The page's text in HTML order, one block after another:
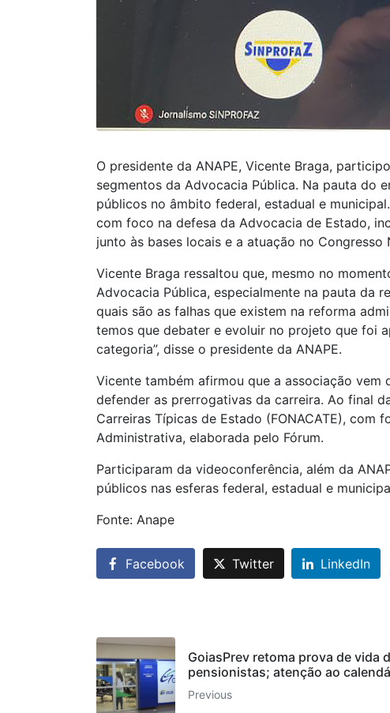
O presidente da ANAPE, Vicente Braga,
segmentos da Advocacia Pública. Na pauta do
públicos no âmbito federal, estadual e
com foco na defesa da Advocacia de Estado,
junto às bases locais e a atuação no Congresso
Vicente Braga ressaltou que, mesmo no
Advocacia Pública, especialmente na pauta da
quais são as falhas que existem na reforma
temos que debater e evoluir no projeto que foi
categoria”, disse o presidente da ANAPE.
Vicente também afirmou que a associação
defender as prerrogativas da carreira. Ao final
Carreiras Típicas de Estado (FONACATE),
Administrativa, elaborada pelo Fórum.
Participaram da videoconferência, além da
públicos nas esferas federal, estadual e
Fonte: Anape
Facebook Twitter LinkedIn
GoiasPrev retoma prova de vida
pensionistas; atenção ao
Previous